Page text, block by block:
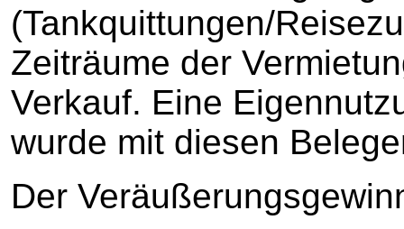
(Tankquittungen/
Zeiträume der
Verkauf. Eine
wurde mit diesen
Der